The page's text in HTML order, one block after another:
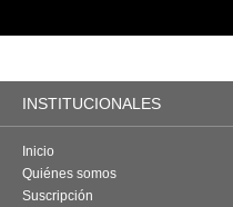
INSTITUCIONALES
Inicio
Quiénes somos
Suscripción